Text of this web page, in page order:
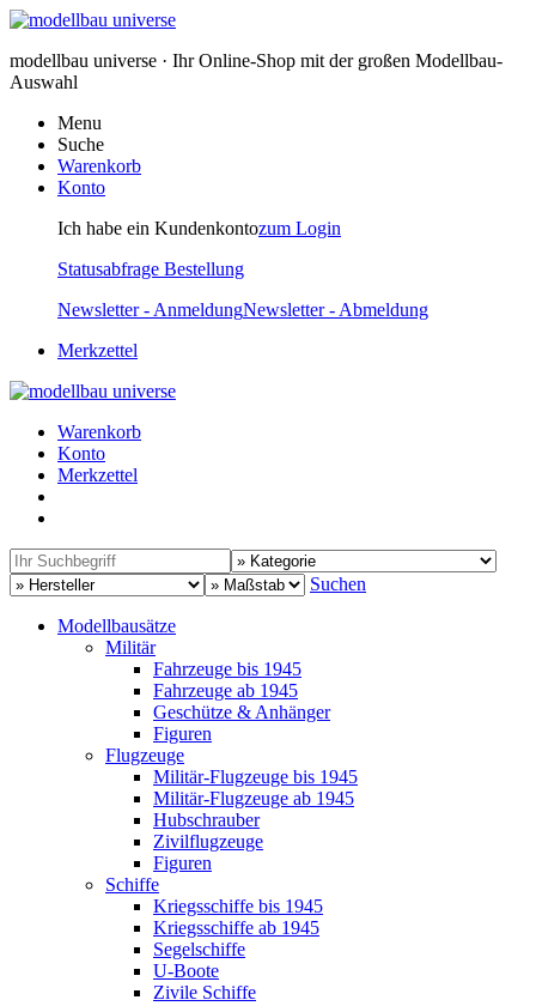
modellbau universe · Ihr Online-Shop mit der großen Modellbau-
Auswahl
Menu
Suche
Warenkorb
Konto
Ich habe ein Kundenkontozum Login
Statusabfrage Bestellung
Newsletter - AnmeldungNewsletter - Abmeldung
Merkzettel
Warenkorb
Konto
Merkzettel
Suchen
Modellbausätze
Militär
Fahrzeuge bis 1945
Fahrzeuge ab 1945
Geschütze & Anhänger
Figuren
Flugzeuge
Militär-Flugzeuge bis 1945
Militär-Flugzeuge ab 1945
Hubschrauber
Zivilflugzeuge
Figuren
Schiffe
Kriegsschiffe bis 1945
Kriegsschiffe ab 1945
Segelschiffe
U-Boote
Zivile Schiffe